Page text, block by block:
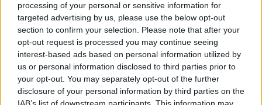
processing of your personal or sensitive information for
targeted advertising by us, please use the below opt-out
section to confirm your selection. Please note that after your
opt-out request is processed you may continue seeing
interest-based ads based on personal information utilized by
us or personal information disclosed to third parties prior to
your opt-out. You may separately opt-out of the further
disclosure of your personal information by third parties on the
daGoogle News
Condividi l'articolo
F T Pi WS